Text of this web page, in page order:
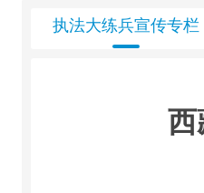
执法大练兵宣传专栏
西